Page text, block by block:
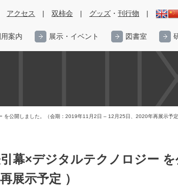
アクセス | 双柿会 | グッズ ・ 刊行物 |
案内 展示・イベント 図書室
公開しました。（会期：2019年11月2日 – 12月25日、2020年再展示予定
幕×デジタルテクノロジー
展示予定 ）